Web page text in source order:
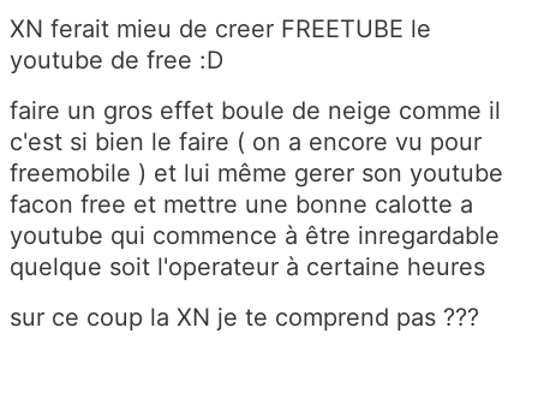
XN ferait mieu de creer FREETUBE le
youtube de free :D
faire un gros effet boule de neige comme il
c'est si bien le faire ( on a encore vu pour
freemobile ) et lui même gerer son youtube
facon free et mettre une bonne calotte a
youtube qui commence à être inregardable
quelque soit l'operateur à certaine heures
sur ce coup la XN je te comprend pas ???